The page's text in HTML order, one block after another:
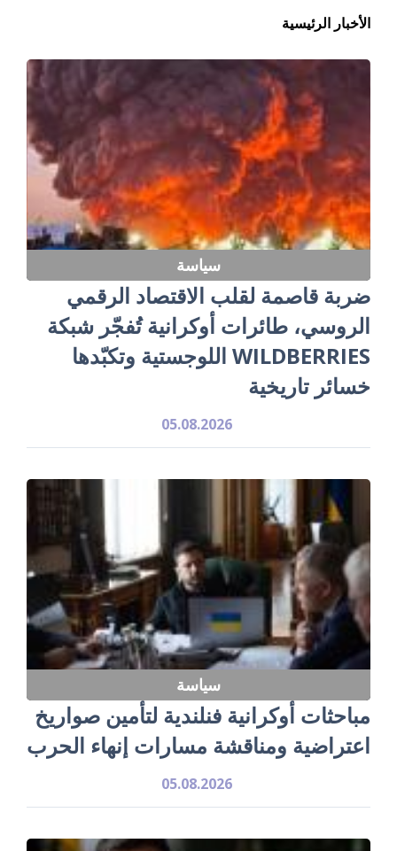
الأخبار الرئيسية
سياسة
ضربة قاصمة لقلب الاقتصاد الرقمي
الروسي، طائرات أوكرانية تُفجّر شبكة
WILDBERRIES اللوجستية وتكبّدها
خسائر تاريخية
05.08.2026
سياسة
مباحثات أوكرانية فنلندية لتأمين صواريخ
اعتراضية ومناقشة مسارات إنهاء الحرب
05.08.2026